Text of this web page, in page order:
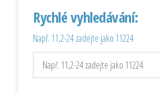
Rychlé vyhledávání:
Např. 11,2-24 zadejte jako 11224